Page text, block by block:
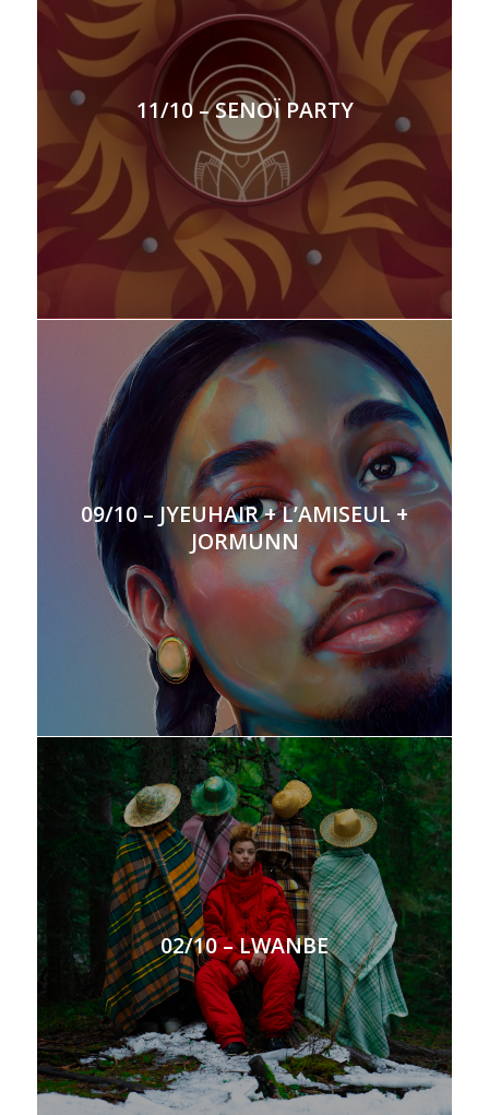
11/10 – SENOÏ PARTY
09/10 – JYEUHAIR + L’AMISEUL +
JORMUNN
02/10 – LWANBE